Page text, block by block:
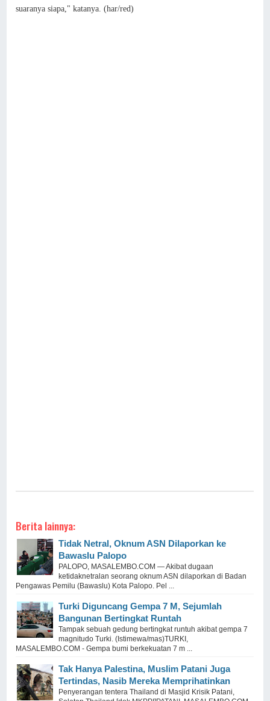
suaranya siapa," katanya. (har/red)
Berita lainnya:
Tidak Netral, Oknum ASN Dilaporkan ke
Bawaslu Palopo
PALOPO, MASALEMBO.COM — Akibat dugaan
ketidaknetralan seorang oknum ASN dilaporkan di Badan
Pengawas Pemilu (Bawaslu) Kota Palopo. Pel ...
Turki Diguncang Gempa 7 M, Sejumlah
Bangunan Bertingkat Runtah
Tampak sebuah gedung bertingkat runtuh akibat gempa 7
magnitudo Turki. (Istimewa/mas)TURKI,
MASALEMBO.COM - Gempa bumi berkekuatan 7 m ...
Tak Hanya Palestina, Muslim Patani Juga
Tertindas, Nasib Mereka Memprihatinkan
Penyerangan tentera Thailand di Masjid Krisik Patani,